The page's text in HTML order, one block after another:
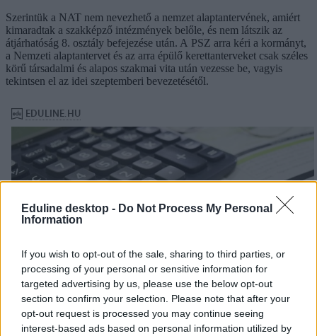
Eduline desktop - Do Not Process My Personal
Information
If you wish to opt-out of the sale, sharing to third parties, or
processing of your personal or sensitive information for
targeted advertising by us, please use the below opt-out
section to confirm your selection. Please note that after your
opt-out request is processed you may continue seeing
interest-based ads based on personal information utilized by
Szerintük a NAT nem nevezhető a nemzet alaptantervének, amiért
kimaradtak a szakképző intézmények belőle, és nem látszik az
átjárhatóság 8. osztály befejezése után. A PSZ arra kéri a kormányt,
a Nemzeti alaptantervet és az arra épülő kerettanterveket csak széles
körű társadalmi és alapos szakmai vita után vezesse be, vagyis
tekintsen el az idei szeptemberi bevezetésétől.